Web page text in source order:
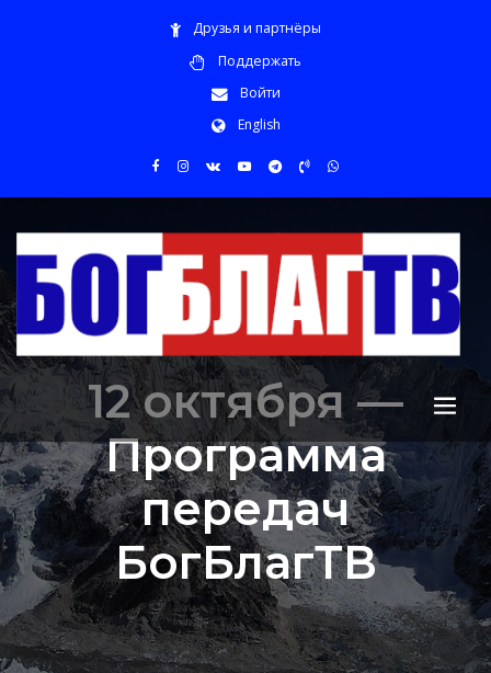
Друзья и партнёры
Поддержать
Войти
English
12 октября —
Программа
передач
БогБлагТВ